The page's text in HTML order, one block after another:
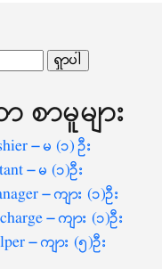
း
ာမူများ
– မ (၁) ဦး
– မ (၁)ဦး
– ကျား (၁)ဦး
– ကျား (၁)ဦး
– ကျား (၅)ဦး